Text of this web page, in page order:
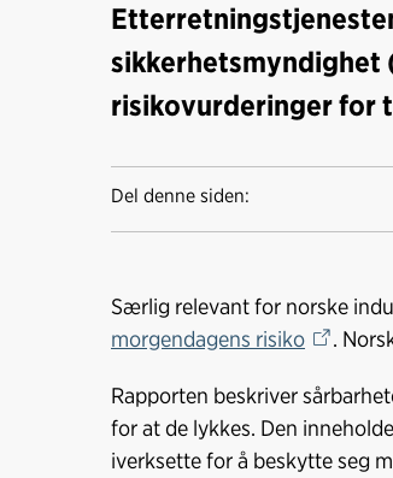
sikkerhetsmyndighet
risikovurderinger for
Del denne siden:
Særlig relevant for norske
morgendagens risiko
.
Rapporten beskriver
for at de lykkes. Den
iverksette for å beskytte seg